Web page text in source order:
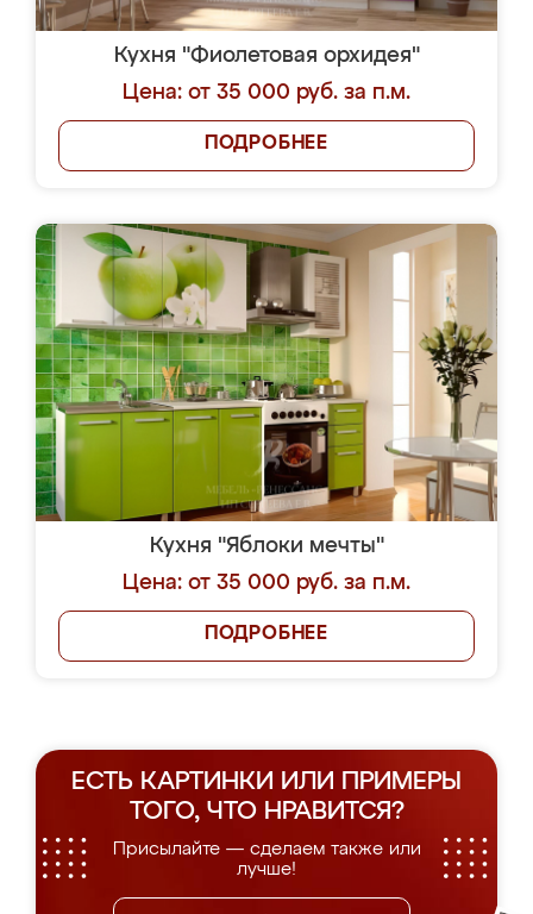
Кухня "Фиолетовая орхидея"
Цена: от 35 000 руб. за п.м.
ПОДРОБНЕЕ
Кухня "Яблоки мечты"
Цена: от 35 000 руб. за п.м.
ПОДРОБНЕЕ
ЕСТЬ КАРТИНКИ ИЛИ ПРИМЕРЫ
ТОГО, ЧТО НРАВИТСЯ?
Присылайте — сделаем также или
лучше!